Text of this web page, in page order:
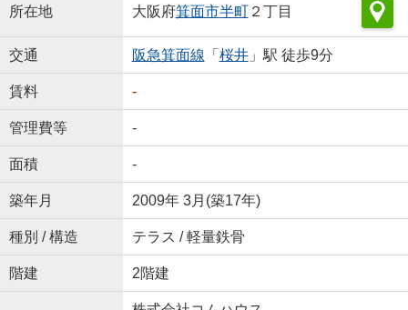
所在地 大阪府箕面市半町２丁目
交通 阪急箕面線 「 桜井」駅 徒歩9分
賃料 -
管理費等 -
面積 -
築年月 2009年 3月(築17年)
種別 / 構造 テラス / 軽量鉄骨
階建 2階建